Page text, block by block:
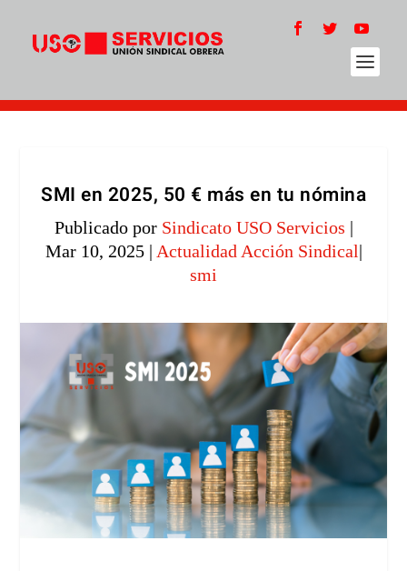
SMI en 2025, 50 € más en tu nómina
Publicado por Sindicato USO Servicios |
Mar 10, 2025| Actualidad Acción Sindical|
smi